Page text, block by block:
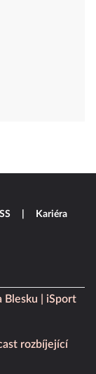
Blesku
iSport
rozbíjející
Kariéra